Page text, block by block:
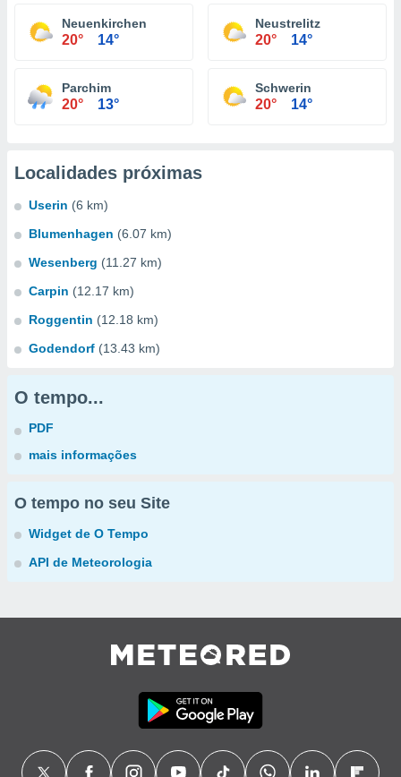
Neuenkirchen
20° 14°
Neustrelitz
20° 14°
Parchim
20° 13°
Schwerin
20° 14°
Localidades próximas
Userin (6 km)
Blumenhagen (6.07 km)
Wesenberg (11.27 km)
Carpin (12.17 km)
Roggentin (12.18 km)
Godendorf (13.43 km)
O tempo...
PDF
mais informações
O tempo no seu Site
Widget de O Tempo
API de Meteorologia